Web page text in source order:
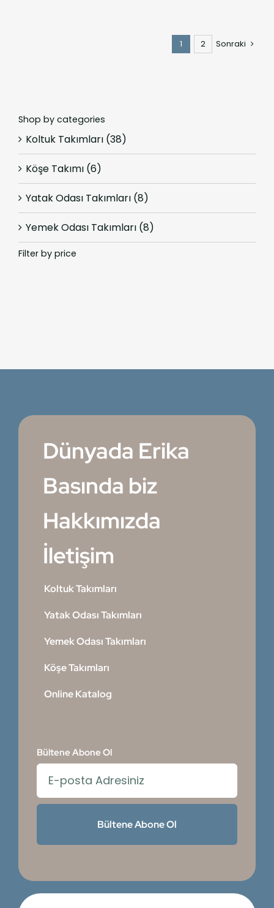
1 2 Sonraki
Shop by categories
Koltuk Takımları (38)
Köşe Takımı (6)
Yatak Odası Takımları (8)
Yemek Odası Takımları (8)
Filter by price
Dünyada Erika
Basında biz
Hakkımızda
İletişim
Koltuk Takımları
Yatak Odası Takımları
Yemek Odası Takımları
Köşe Takımları
Online Katalog
Bültene Abone Ol
Bültene Abone Ol